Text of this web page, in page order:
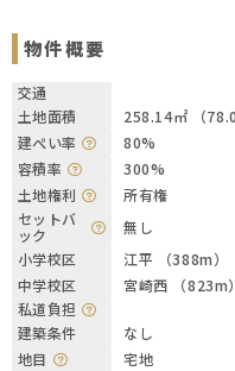
物件概要
交通
土地面積
258.14㎡ （
建ぺい率
80%
容積率
300%
土地権利
所有権
セットバ
ック
無し
小学校区
江平 （388m）
中学校区
宮崎西 （823m）
私道負担
建築条件
なし
地目
宅地